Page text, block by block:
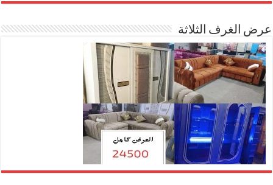
عرض الغرف الثلاثة